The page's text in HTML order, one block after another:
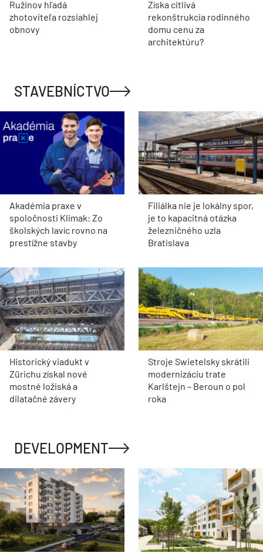
Ružinov hľadá
zhotoviteľa rozsiahlej
obnovy
Získa citlivá
rekonštrukcia rodinného
domu cenu za
architektúru?
STAVEBNÍCTVO
Akadémia praxe v
spoločnosti Klimak: Zo
školských lavíc rovno na
prestížne stavby
Filiálka nie je lokálny spor,
je to kapacitná otázka
železničného uzla
Bratislava
Historický viadukt v
Zürichu získal nové
mostné ložiská a
dilatačné závery
Stroje Swietelsky skrátili
modernizáciu trate
Karlštejn – Beroun o pol
roka
DEVELOPMENT